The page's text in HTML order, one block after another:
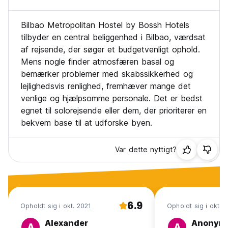
På grund af coronavirus (COVID-19) tager denne bolig
foranstaltninger for at sikre kundernes og personalets
sikkerhed. Af denne grund kan nogle tjenester og faciliteter
være begrænsede eller utilgængelige.
På grund af coronavirus (COVID-19) har denne bolig
reduceret receptionens åbningstider og andre tjenester.
Gæster skal fremvise gyldigt id og kreditkort ved
indtjekning. Bemærk venligst, at alle særlige ønsker
afhænger af tilgængelighed og kan medføre tillæg.
Du bedes give Bilbao Metropolitan Hostel besked om
hvornår du regner med at ankomme. For at gøre dette kan
du bruge feltet til særlige ønsker, når du foretager
Kontaktoplysningerne fremgår af reservationsbekræftelsen.
(Auto-translated from original language)
Bilbao Metropolitan Hostel by Bossh Hotels
tilbyder en central beliggenhed i Bilbao, værdsat
af rejsende, der søger et budgetvenligt ophold.
Mens nogle finder atmosfæren basal og
bemærker problemer med skabssikkerhed og
lejlighedsvis renlighed, fremhæver mange det
venlige og hjælpsomme personale. Det er bedst
egnet til solorejsende eller dem, der prioriterer en
bekvem base til at udforske byen.
Var dette nyttigt?
Opholdt sig i okt. 2021 6.9
Alexander
Opholdt sig i okt.
Anonym